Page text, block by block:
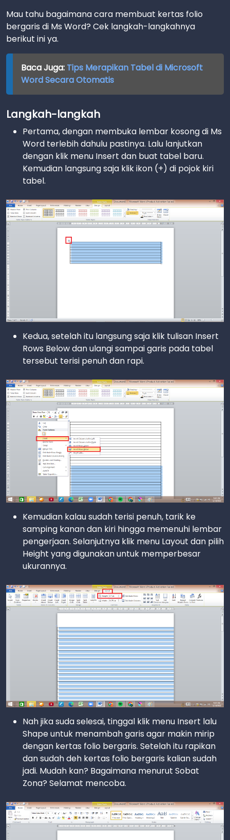
Mau tahu bagaimana cara membuat kertas folio
bergaris di Ms Word? Cek langkah-langkahnya
berikut ini ya.
Baca Juga: Tips Merapikan Tabel di Microsoft
Word Secara Otomatis
Langkah-langkah
Pertama, dengan membuka lembar kosong di Ms
Word terlebih dahulu pastinya. Lalu lanjutkan
dengan klik menu Insert dan buat tabel baru.
Kemudian langsung saja klik ikon (+) di pojok kiri
tabel.
Kedua, setelah itu langsung saja klik tulisan Insert
Rows Below dan ulangi sampai garis pada tabel
tersebut terisi penuh dan rapi.
Kemudian kalau sudah terisi penuh, tarik ke
samping kanan dan kiri hingga memenuhi lembar
pengerjaan. Selanjutnya klik menu Layout dan pilih
Height yang digunakan untuk memperbesar
ukurannya.
Nah jika suda selesai, tinggal klik menu Insert lalu
Shape untuk menambah garis agar makin mirip
dengan kertas folio bergaris. Setelah itu rapikan
dan sudah deh kertas folio bergaris kalian sudah
jadi. Mudah kan? Bagaimana menurut Sobat
Zona? Selamat mencoba.